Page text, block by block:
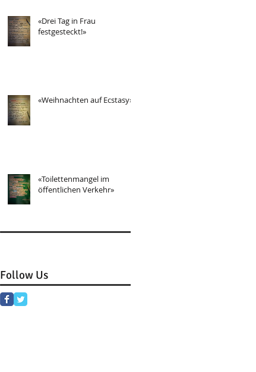
«Drei Tag in Frau
festgesteckt!»
«Weihnachten auf Ecstasy»
«Toilettenmangel im
öffentlichen Verkehr»
Follow Us